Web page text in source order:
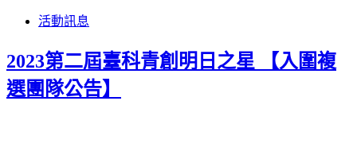
活動訊息
2023第二屆臺科青創明日之星 【入圍複
選團隊公告】